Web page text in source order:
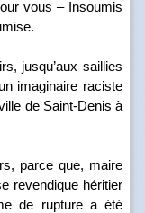
vous – Insoumis
jusqu’aux saillies
imaginaire raciste
de Saint-Denis à
parce que, maire
revendique héritier
de rupture a été